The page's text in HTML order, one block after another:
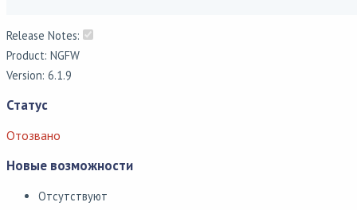
Release Notes:
Product: NGFW
Version: 6.1.9
Статус
Отозвано
Новые возможности
Отсутствуют